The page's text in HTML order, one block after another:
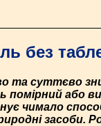
без
та суттєво
помірний
чимало
засоби.